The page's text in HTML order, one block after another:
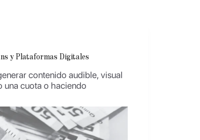
y Plataformas Digitales
contenido audible, visual
una cuota o haciendo